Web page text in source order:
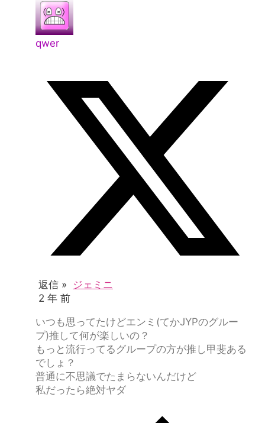
qwer
返信 » ジェミニ
2 年 前
いつも思ってたけどエンミ(てかJYPのグルー
プ)推して何が楽しいの？
もっと流行ってるグループの方が推し甲斐ある
でしょ？
普通に不思議でたまらないんだけど
私だったら絶対ヤダ